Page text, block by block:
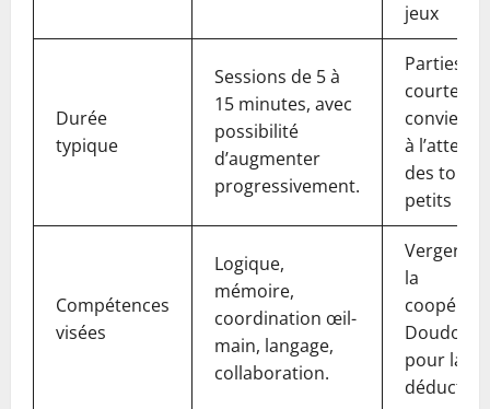
jeux
Durée
typique
Sessions de 5 à
15 minutes, avec
possibilité
d’augmenter
progressivement.
Parties
courtes
à
des tout-
petits
Compétences
visées
Logique,
mémoire,
coordination œil-
main, langage,
collaboration.
Verger
la
Doudou
pour la
déduction